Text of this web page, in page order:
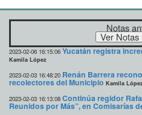
Notas
2023-02-06 16:15:06 Yucatán registra
Kamila López
2023-02-03 16:48:20 Renán Barrera
recolectores del Municipio Kamila
2023-02-03 16:13:08 Continúa regidor
Reunidos por Más”, en Comisarías